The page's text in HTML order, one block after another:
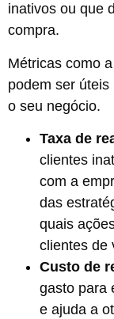
inativos ou que
compra.
Métricas como
podem ser
o seu negócio.
Taxa de
clientes
com a
das
quais
clientes de
Custo de
gasto para
e ajuda a